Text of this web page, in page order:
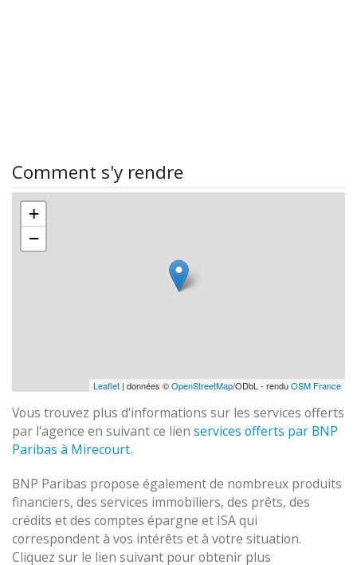
Comment s'y rendre
+
−
Leaflet | données ©OpenStreetMap/ODbL - renduOSM France
Vous trouvez plus d'informations sur les services offerts
par l'agence en suivant ce lien services offerts par BNP
Paribas à Mirecourt.
BNP Paribas propose également de nombreux produits
financiers, des services immobiliers, des prêts, des
crédits et des comptes épargne et ISA qui
correspondent à vos intérêts et à votre situation.
Cliquez sur le lien suivant pour obtenir plus